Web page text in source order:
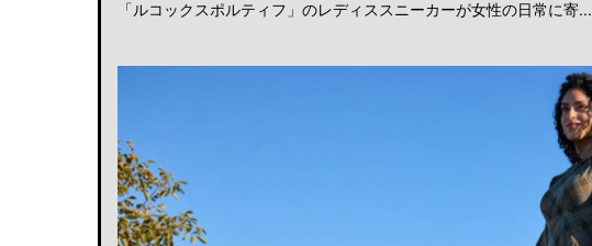
「ルコックスポルティフ」のレディススニーカーが女性の日常に寄...